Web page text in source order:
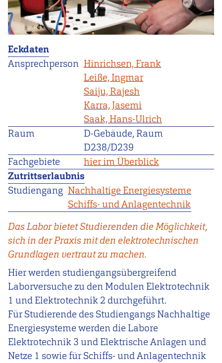
Eckdaten
Ansprechperson Hinrichsen, Frank
Leiße, Ingmar
Saiju, Rajesh
Karra, Jasemi
Saak, Hans-Ulrich
Raum
D-Gebäude, Raum
D238/D239
Fachgebiete
hier im Überblick
Zutrittserlaubnis
Studiengang Nachhaltige Energiesysteme
Schiffs- und Anlagentechnik
Das Labor bietet Studierenden die Möglichkeit,
sich in der Praxis mit den elektrotechnischen
Grundlagen vertraut zu machen.
Hier werden studiengangsübergreifend
Laborversuche zu den Modulen Elektrotechnik
1 und Elektrotechnik 2 durchgeführt.
Für Studierende des Studiengangs Nachhaltige
Energiesysteme werden die Labore
Elektrotechnik 3 und Elektrische Anlagen und
Netze 1 sowie für Schiffs- und Anlagentechnik